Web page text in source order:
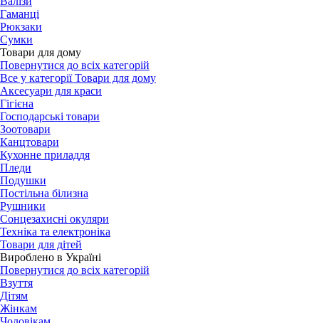
Гаманці
Рюкзаки
Сумки
Товари для дому
Повернутися до всіх категорій
Все у категорії Товари для дому
Аксесуари для краси
Гігієна
Господарські товари
Зоотовари
Канцтовари
Кухонне приладдя
Пледи
Подушки
Постільна білизна
Рушники
Сонцезахисні окуляри
Техніка та електроніка
Товари для дітей
Вироблено в Україні
Повернутися до всіх категорій
Взуття
Дітям
Жінкам